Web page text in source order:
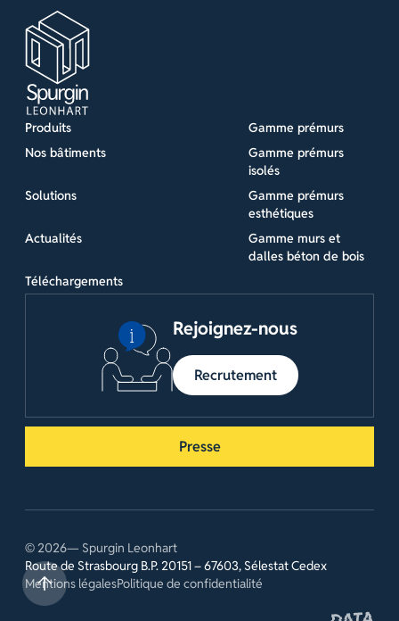
Produits
Gamme prémurs
Nos bâtiments
Gamme prémurs
isolés
Solutions
Gamme prémurs
esthétiques
Actualités
Gamme murs et
dalles béton de bois
Téléchargements
Rejoignez-nous
Recrutement
Presse
© 2026— Spurgin Leonhart
Route de Strasbourg B.P. 20151 – 67603, Sélestat Cedex
Mentions légalesPolitique de confidentialité